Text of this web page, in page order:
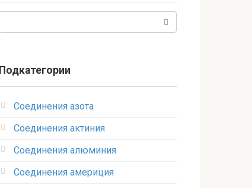
Подкатегории
Соединения азота
Соединения актиния
Соединения алюминия‎
Соединения америция‎